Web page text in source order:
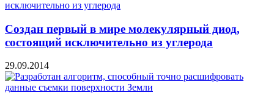
Создан первый в мире молекулярный диод,
состоящий исключительно из углерода
29.09.2014